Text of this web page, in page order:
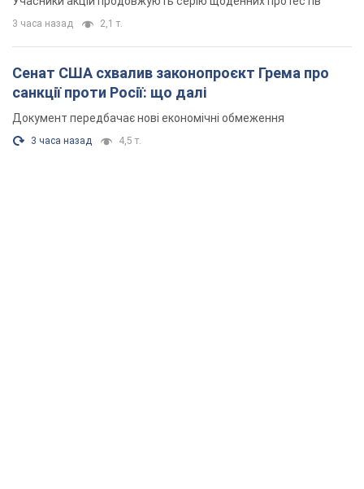
3 часа назад 2,1 т.
Сенат США схвалив законопроєкт Грема про
санкції проти Росії: що далі
Документ передбачає нові економічні обмеження
3 часа назад 4,5 т.